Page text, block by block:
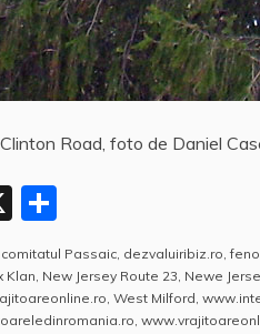
Clinton Road, foto de Daniel
X
a
rt
aj
comitatul Passaic, dezvaluiribiz.ro,
Klan, New Jersey Route 23, Newe
, West Milford,
,